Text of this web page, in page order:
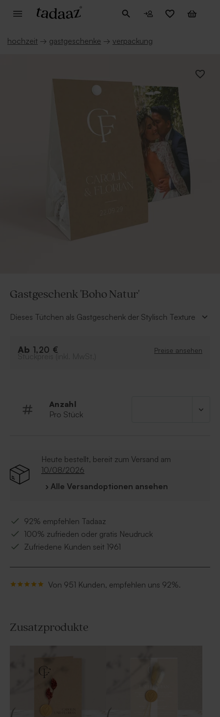
hochzeit → gastgeschenke → verpackung
Gastgeschenk 'Boho Natur'
Dieses Tütchen als Gastgeschenk der Stylisch Texture
könnt ihr einfach und schnell das passende Bild und
Ab 1,20 € Preise ansehen
Anzahl
Pro Stück
Heute bestellt, bereit zum Versand am
10/08/2026
› Alle Versandoptionen ansehen
92% empfehlen Tadaaz
100% zufrieden oder gratis Neudruck
Zufriedene Kunden seit 1961
Von 951 Kunden, empfehlen uns 92%.
Zusatzprodukte